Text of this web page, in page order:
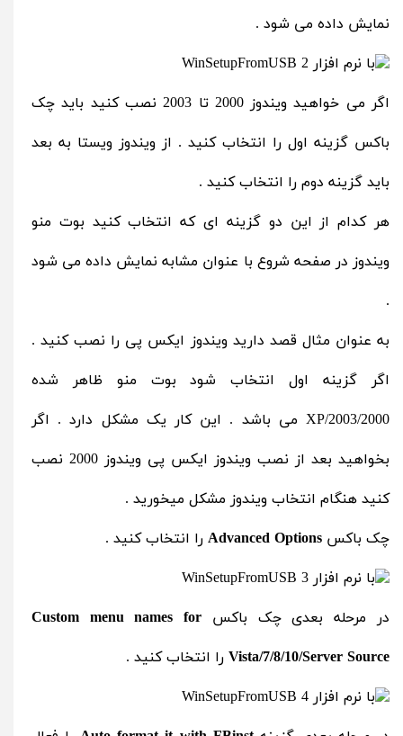
نمایش داده می شود .
اگر می خواهید ویندوز 2000 تا 2003 نصب کنید باید چک
باکس گزینه اول را انتخاب کنید . از ویندوز ویستا به بعد
باید گزینه دوم را انتخاب کنید .
هر کدام از این دو گزینه ای که انتخاب کنید بوت منو
ویندوز در صفحه شروع با عنوان مشابه نمایش داده می شود
.
به عنوان مثال قصد دارید ویندوز ایکس پی را نصب کنید .
اگر گزینه اول انتخاب شود بوت منو ظاهر شده
2000/XP/2003 می باشد . این کار یک مشکل دارد . اگر
بخواهید بعد از نصب ویندوز ایکس پی ویندوز 2000 نصب
کنید هنگام انتخاب ویندوز مشکل میخورید .
چک باکس Advanced Options را انتخاب کنید .
در مرحله بعدی چک باکس Custom menu names for
Vista/7/8/10/Server Source را انتخاب کنید .